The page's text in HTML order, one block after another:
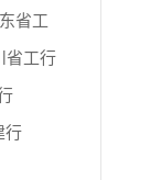
省工
省工行
行